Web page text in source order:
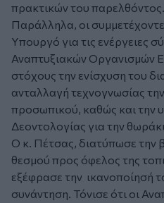
πρακτικών του παρελθόντος.
Παράλληλα, οι
Υπουργό για τις ενέργειες
Αναπτυξιακών Οργανισμών
στόχους την ενίσχυση του
ανταλλαγή τεχνογνωσίας
προσωπικού, καθώς και την
Δεοντολογίας για την
Ο κ. Πέτσας, διατύπωσε την
θεσμού προς όφελος της
εξέφρασε την ικανοποίησή
συνάντηση. Τόνισε ότι οι